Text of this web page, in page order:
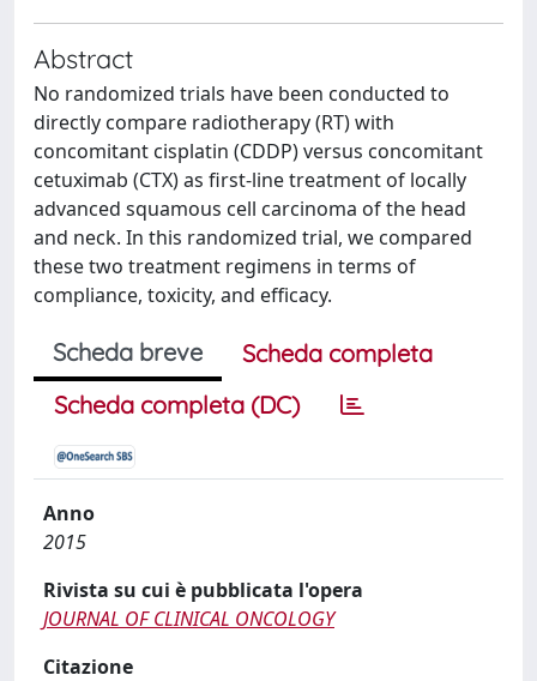
Abstract
No randomized trials have been conducted to
directly compare radiotherapy (RT) with
concomitant cisplatin (CDDP) versus concomitant
cetuximab (CTX) as first-line treatment of locally
advanced squamous cell carcinoma of the head
and neck. In this randomized trial, we compared
these two treatment regimens in terms of
compliance, toxicity, and efficacy.
Scheda breve
Scheda completa
Scheda completa (DC)
Anno
2015
Rivista su cui è pubblicata l'opera
JOURNAL OF CLINICAL ONCOLOGY
Citazione